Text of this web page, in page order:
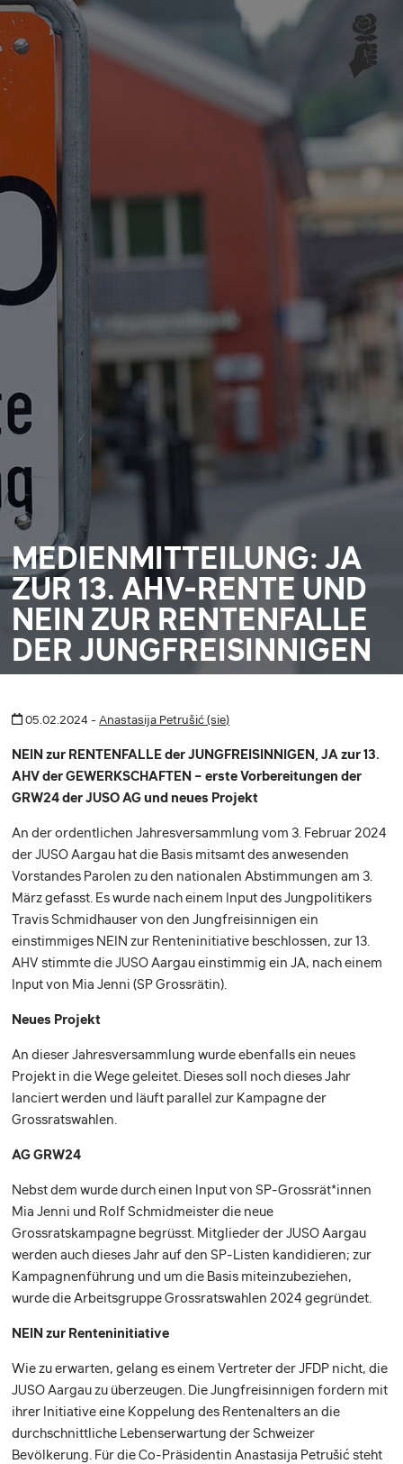
MEDIENMITTEILUNG: JA
ZUR 13. AHV-RENTE UND
NEIN ZUR RENTENFALLE
DER JUNGFREISINNIGEN
05.02.2024 - Anastasija Petrušić (sie)
NEIN zur RENTENFALLE der JUNGFREISINNIGEN, JA zur 13.
AHV der GEWERKSCHAFTEN – erste Vorbereitungen der
GRW24 der JUSO AG und neues Projekt
An der ordentlichen Jahresversammlung vom 3. Februar 2024
der JUSO Aargau hat die Basis mitsamt des anwesenden
Vorstandes Parolen zu den nationalen Abstimmungen am 3.
März gefasst. Es wurde nach einem Input des Jungpolitikers
Travis Schmidhauser von den Jungfreisinnigen ein
einstimmiges NEIN zur Renteninitiative beschlossen, zur 13.
AHV stimmte die JUSO Aargau einstimmig ein JA, nach einem
Input von Mia Jenni (SP Grossrätin).
Neues Projekt
An dieser Jahresversammlung wurde ebenfalls ein neues
Projekt in die Wege geleitet. Dieses soll noch dieses Jahr
lanciert werden und läuft parallel zur Kampagne der
Grossratswahlen.
AG GRW24
Nebst dem wurde durch einen Input von SP-Grossrät*innen
Mia Jenni und Rolf Schmidmeister die neue
Grossratskampagne begrüsst. Mitglieder der JUSO Aargau
werden auch dieses Jahr auf den SP-Listen kandidieren; zur
Kampagnenführung und um die Basis miteinzubeziehen,
wurde die Arbeitsgruppe Grossratswahlen 2024 gegründet.
NEIN zur Renteninitiative
Wie zu erwarten, gelang es einem Vertreter der JFDP nicht, die
JUSO Aargau zu überzeugen. Die Jungfreisinnigen fordern mit
ihrer Initiative eine Koppelung des Rentenalters an die
durchschnittliche Lebenserwartung der Schweizer
Bevölkerung. Für die Co-Präsidentin Anastasija Petrušić steht